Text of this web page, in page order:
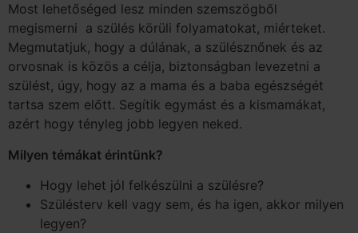
Most lehetőséged lesz minden szemszögből
megismerni a szülés körüli folyamatokat, miérteket.
Megmutatjuk, hogy a dúlának, a szülésznőnek és az
orvosnak is közös a célja, biztonságban levezetni a
szülést, úgy, hogy az a mama és a baba egészségét
tartsa szem előtt. Segítik egymást és a kismamákat,
azért hogy tényleg jobb legyen neked.
Milyen témákat érintünk?
Hogy lehet jól felkészülni a szülésre?
Szülésterv kell vagy sem, és ha igen, akkor milyen
legyen?